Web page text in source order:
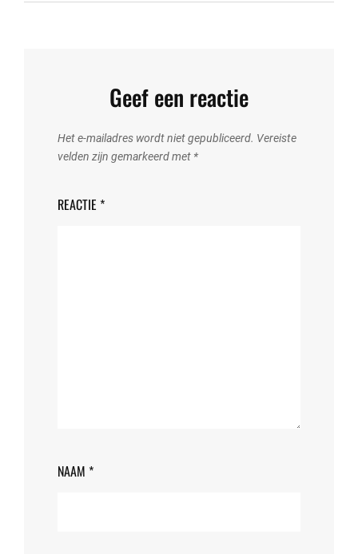
Geef een reactie
Het e-mailadres wordt niet gepubliceerd. Vereiste
velden zijn gemarkeerd met *
REACTIE *
NAAM *